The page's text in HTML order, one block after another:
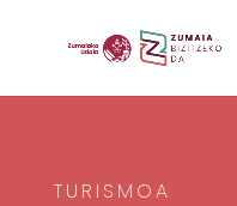
TURISMOA